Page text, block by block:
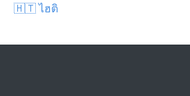
🇭🇹 ไฮติ